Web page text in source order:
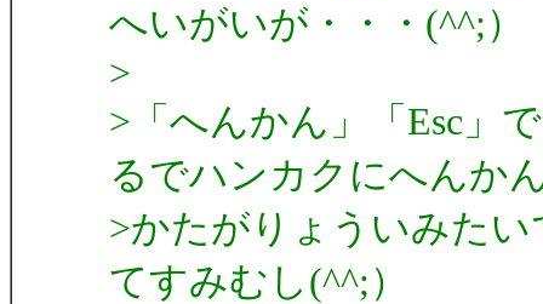
へいがいが・・・(^^;）
>
>「へんかん」「Esc」
るでハンカクにへんか
>かたがりょういみた
てすみむし(^^;）